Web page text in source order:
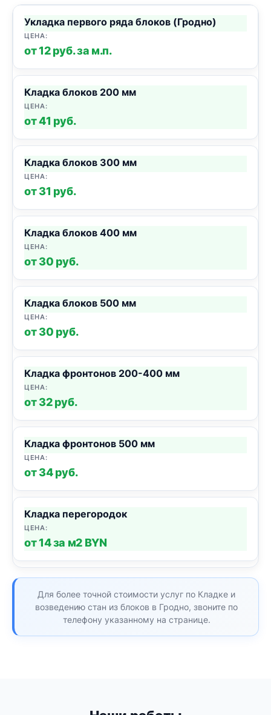
Укладка первого ряда блоков (Гродно)
от 12 руб. за м.п.
Кладка блоков 200 мм
от 41 руб.
Кладка блоков 300 мм
от 31 руб.
Кладка блоков 400 мм
от 30 руб.
Кладка блоков 500 мм
от 30 руб.
Кладка фронтонов 200-400 мм
от 32 руб.
Кладка фронтонов 500 мм
от 34 руб.
Кладка перегородок
от 14 за м2 BYN
Для более точной стоимости услуг по Кладке и
возведению стан из блоков в Гродно, звоните по
телефону указанному на странице.